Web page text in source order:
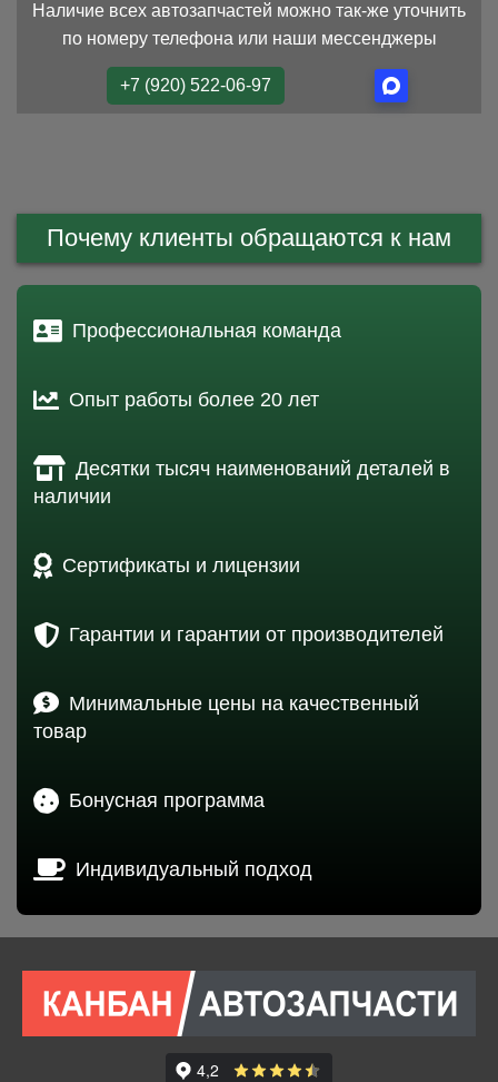
Наличие всех автозапчастей можно так-же уточнить
по номеру телефона или наши мессенджеры
+7 (920) 522-06-97
Почему клиенты обращаются к нам
Профессиональная команда
Опыт работы более 20 лет
Десятки тысяч наименований деталей в
наличии
Сертификаты и лицензии
Гарантии и гарантии от производителей
Минимальные цены на качественный
товар
Бонусная программа
Индивидуальный подход